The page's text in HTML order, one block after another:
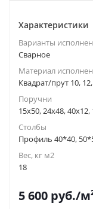
Характеристики
Варианты
Сварное
Материал
Квадрат/прут 10,
Поручни
15x50, 24x48,
Столбы
Профиль 40*40,
Вес, кг м2
18
5 600 руб./